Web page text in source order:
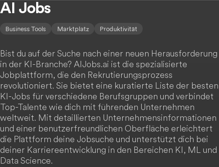
AI Jobs
Business Tools Marktplatz Produktivität
Bist du auf der Suche nach einer neuen Herausforderung
in der KI-Branche? AIJobs.ai ist die spezialisierte
Jobplattform, die den Rekrutierungsprozess
revolutioniert. Sie bietet eine kuratierte Liste der besten
KI-Jobs für verschiedene Berufsgruppen und verbindet
Top-Talente wie dich mit führenden Unternehmen
weltweit. Mit detaillierten Unternehmensinformationen
und einer benutzerfreundlichen Oberfläche erleichtert
die Plattform deine Jobsuche und unterstützt dich bei
deiner Karriereentwicklung in den Bereichen KI, ML und
Data Science.